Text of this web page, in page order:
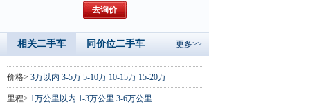
相关二手车 同价位二手车 更多>>
价格> 3万以内 3-5万 5-10万 10-15万 15-20万
里程> 1万公里以内 1-3万公里 3-6万公里